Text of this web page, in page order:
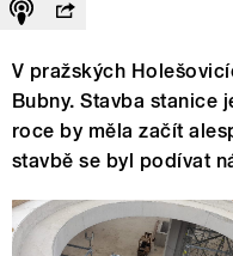
V pražských
Bubny. Stavba stanice
roce by měla začít
stavbě se byl podívat